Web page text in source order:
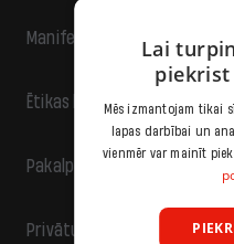
Manifests
Ētikas kodekss
Pakalpojumu sniegšanas
Privātuma politika
Lai
piekrist
Mēs izmantojam tikai
lapas darbībai un
vienmēr var mainīt